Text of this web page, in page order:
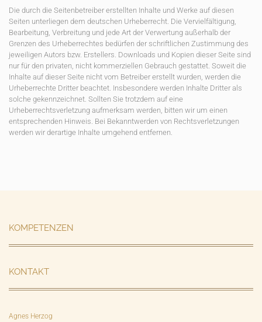
Die durch die Seitenbetreiber erstellten Inhalte und Werke auf diesen
Seiten unterliegen dem deutschen Urheberrecht. Die Vervielfältigung,
Bearbeitung, Verbreitung und jede Art der Verwertung außerhalb der
Grenzen des Urheberrechtes bedürfen der schriftlichen Zustimmung des
jeweiligen Autors bzw. Erstellers. Downloads und Kopien dieser Seite sind
nur für den privaten, nicht kommerziellen Gebrauch gestattet. Soweit die
Inhalte auf dieser Seite nicht vom Betreiber erstellt wurden, werden die
Urheberrechte Dritter beachtet. Insbesondere werden Inhalte Dritter als
solche gekennzeichnet. Sollten Sie trotzdem auf eine
Urheberrechtsverletzung aufmerksam werden, bitten wir um einen
entsprechenden Hinweis. Bei Bekanntwerden von Rechtsverletzungen
werden wir derartige Inhalte umgehend entfernen.
KOMPETENZEN
KONTAKT
Agnes Herzog